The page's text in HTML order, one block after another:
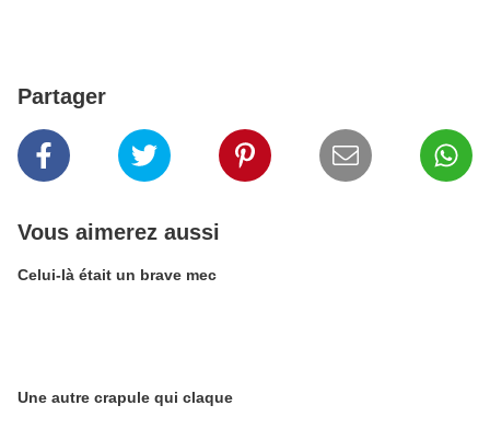
Partager
Vous aimerez aussi
Celui-là était un brave mec
Une autre crapule qui claque